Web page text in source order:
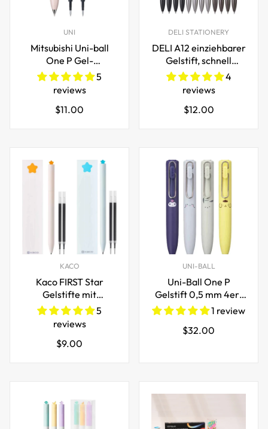
UNI
Mitsubishi Uni-ball
One P Gel-
Tintenroller mit 2
Nachfüllungen 0,5MM
5
reviews
Regulärer
$11.00
DELI STATIONERY
DELI A12 einziehbarer
Gelstift, schnell
trocknend, schwarze
Tinte, 12 Stück
4
reviews
Regulärer
$12.00
KACO
Kaco FIRST Star
Gelstifte mit
zusätzlichen 4
Ersatzminen mit
(Orange + Blau)
5
reviews
Regulärer
$9.00
UNI-BALL
Uni-Ball One P
Gelstift 0,5 mm 4er-
Pack Sanrio1 review
Regulärer
$32.00